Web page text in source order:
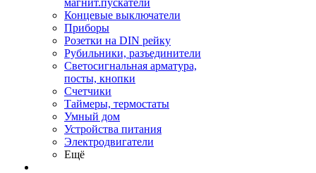
магнит.пускатели
Концевые выключатели
Приборы
Розетки на DIN рейку
Рубильники, разъединители
Светосигнальная арматура,
посты, кнопки
Счетчики
Таймеры, термостаты
Умный дом
Устройства питания
Электродвигатели
Ещё